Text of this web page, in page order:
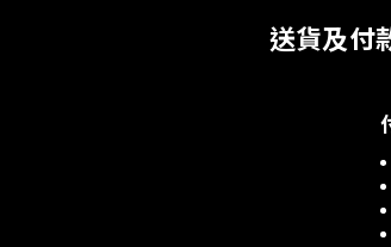
送貨及付